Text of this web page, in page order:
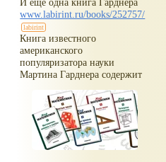
И ещё одна книга Гарднера
www.labirint.ru/books/252757/
Книга известного
американского
популяризатора науки
Мартина Гарднера содержит
задач и головоломок из
самых различных областей
математики. Благодаря
удачному подбору материала,
необычной форме его подачи